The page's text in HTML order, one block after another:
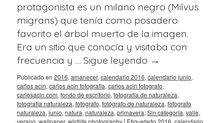
protagonista es un milano negro (Milvus
migrans) que tenía como posadero
favorito el árbol muerto de la imagen.
Era un sitio que conocía y visitaba con
frecuencia y … Sigue leyendo →
Publicado en 2016, amanecer, calendario 2016, calendario junio,
carlos acin, carlos acin fotografia, carlos acin fotografo,
carlosacin.com, fondo de escritorio, fotografía de naturaleza,
fotografia naturaleza, fotografo, fotógrafo de naturaleza, fotografo
naturaleza, junio, natura, naturaleza, primavera, Sin categoría, valle,
verano wallpaper, wildlife photography | Etiquetado 2016 calendario